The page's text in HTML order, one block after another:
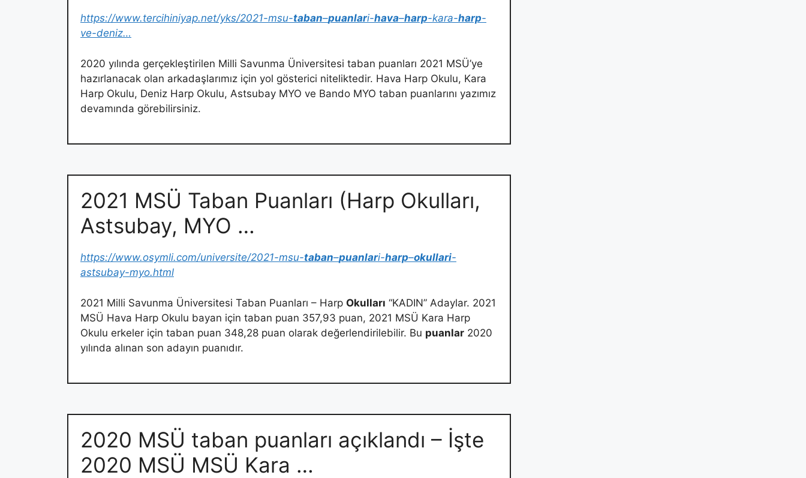
https://www.tercihiniyap.net/yks/2021-msu-taban–puanlari-hava–harp-kara-harp-
ve-deniz…
2020 yılında gerçekleştirilen Milli Savunma Üniversitesi taban puanları 2021 MSÜ’ye
hazırlanacak olan arkadaşlarımız için yol gösterici niteliktedir. Hava Harp Okulu, Kara
Harp Okulu, Deniz Harp Okulu, Astsubay MYO ve Bando MYO taban puanlarını yazımız
devamında görebilirsiniz.
2021 MSÜ Taban Puanları (Harp Okulları,
Astsubay, MYO …
https://www.osymli.com/universite/2021-msu-taban–puanlari-harp–okullari-
astsubay-myo.html
2021 Milli Savunma Üniversitesi Taban Puanları – Harp Okulları “KADIN” Adaylar. 2021
MSÜ Hava Harp Okulu bayan için taban puan 357,93 puan, 2021 MSÜ Kara Harp
Okulu erkeler için taban puan 348,28 puan olarak değerlendirilebilir. Bu puanlar 2020
yılında alınan son adayın puanıdır.
2020 MSÜ taban puanları açıklandı – İşte
2020 MSÜ MSÜ Kara …